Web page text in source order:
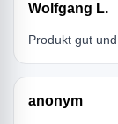
Wolfgang L.
Produkt gut
anonym